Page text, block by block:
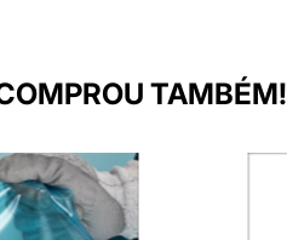
TAMBÉM!